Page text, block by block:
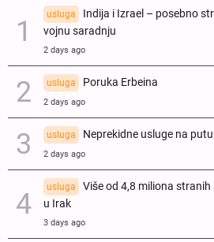
usluga
Indija i Izrael – posebno
vojnu saradnju
2 days ago
usluga Poruka Erbeina
2 days ago
usluga Neprekidne usluge na
2 days ago
usluga
Više od 4,8 miliona
u Irak
3 days ago